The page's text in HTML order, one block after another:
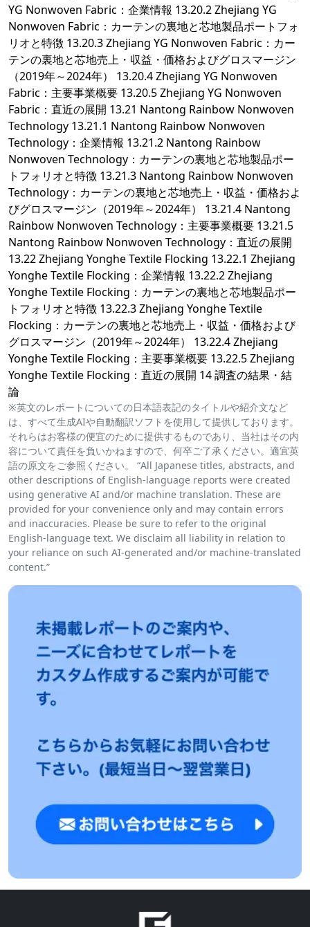
YG Nonwoven Fabric：企業情報 13.20.2 Zhejiang YG
Nonwoven Fabric：カーテンの裏地と芯地製品ポートフォ
リオと特徴 13.20.3 Zhejiang YG Nonwoven Fabric：カー
テンの裏地と芯地売上・収益・価格およびグロスマージン
（2019年～2024年） 13.20.4 Zhejiang YG Nonwoven
Fabric：主要事業概要 13.20.5 Zhejiang YG Nonwoven
Fabric：直近の展開 13.21 Nantong Rainbow Nonwoven
Technology 13.21.1 Nantong Rainbow Nonwoven
Technology：企業情報 13.21.2 Nantong Rainbow
Nonwoven Technology：カーテンの裏地と芯地製品ポー
トフォリオと特徴 13.21.3 Nantong Rainbow Nonwoven
Technology：カーテンの裏地と芯地売上・収益・価格およ
びグロスマージン（2019年～2024年） 13.21.4 Nantong
Rainbow Nonwoven Technology：主要事業概要 13.21.5
Nantong Rainbow Nonwoven Technology：直近の展開
13.22 Zhejiang Yonghe Textile Flocking 13.22.1 Zhejiang
Yonghe Textile Flocking：企業情報 13.22.2 Zhejiang
Yonghe Textile Flocking：カーテンの裏地と芯地製品ポー
トフォリオと特徴 13.22.3 Zhejiang Yonghe Textile
Flocking：カーテンの裏地と芯地売上・収益・価格および
グロスマージン（2019年～2024年） 13.22.4 Zhejiang
Yonghe Textile Flocking：主要事業概要 13.22.5 Zhejiang
Yonghe Textile Flocking：直近の展開 14 調査の結果・結
論
※英文のレポートについての日本語表記のタイトルや紹介文など
は、すべて生成AIや自動翻訳ソフトを使用して提供しております。
それらはお客様の便宜のために提供するものであり、当社はその内
容について責任を負いかねますので、何卒ご了承ください。適宜英
語の原文をご参照ください。 “All Japanese titles, abstracts, and
other descriptions of English-language reports were created
using generative AI and/or machine translation. These are
provided for your convenience only and may contain errors
and inaccuracies. Please be sure to refer to the original
English-language text. We disclaim all liability in relation to
your reliance on such AI-generated and/or machine-translated
content.”